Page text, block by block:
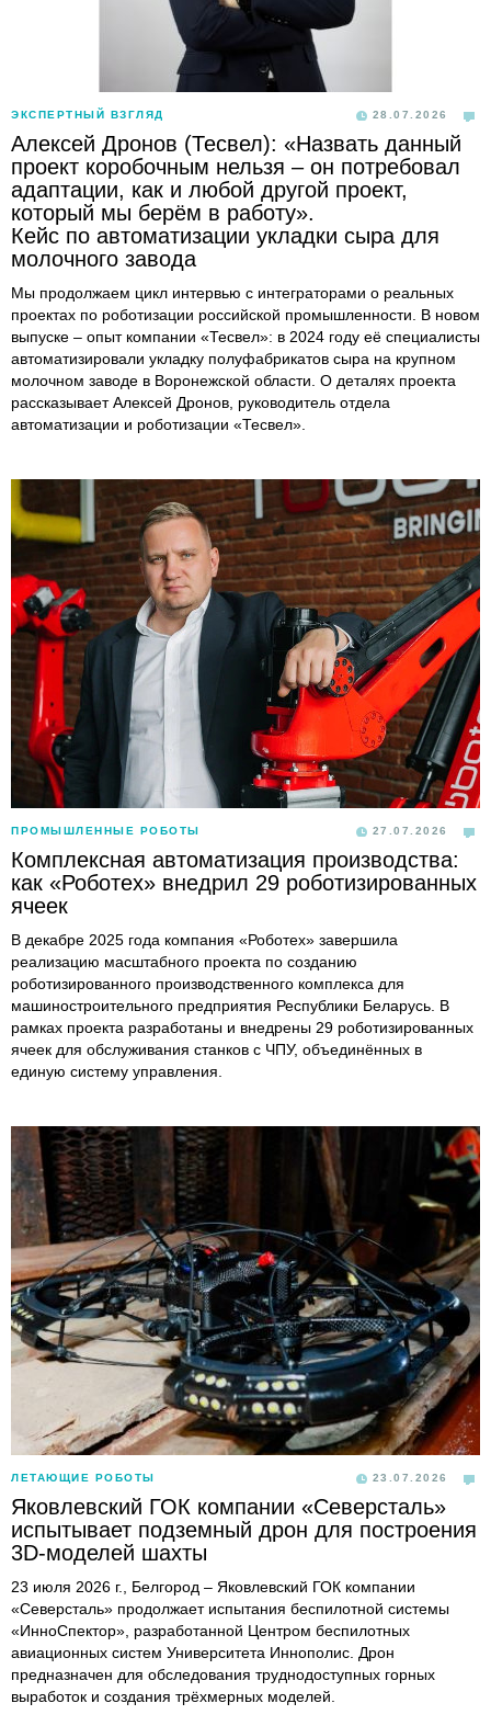
ЭКСПЕРТНЫЙ ВЗГЛЯД 28.07.2026
Алексей Дронов (Тесвел): «Назвать данный
проект коробочным нельзя – он потребовал
адаптации, как и любой другой проект,
который мы берём в работу».
Кейс по автоматизации укладки сыра для
молочного завода
Мы продолжаем цикл интервью с интеграторами о реальных
проектах по роботизации российской промышленности. В новом
выпуске – опыт компании «Тесвел»: в 2024 году её специалисты
автоматизировали укладку полуфабрикатов сыра на крупном
молочном заводе в Воронежской области. О деталях проекта
рассказывает Алексей Дронов, руководитель отдела
автоматизации и роботизации «Тесвел».
ПРОМЫШЛЕННЫЕ РОБОТЫ 27.07.2026
Комплексная автоматизация производства:
как «Роботех» внедрил 29 роботизированных
ячеек
В декабре 2025 года компания «Роботех» завершила
реализацию масштабного проекта по созданию
роботизированного производственного комплекса для
машиностроительного предприятия Республики Беларусь. В
рамках проекта разработаны и внедрены 29 роботизированных
ячеек для обслуживания станков с ЧПУ, объединённых в
единую систему управления.
ЛЕТАЮЩИЕ РОБОТЫ 23.07.2026
Яковлевский ГОК компании «Северсталь»
испытывает подземный дрон для построения
3D-моделей шахты
23 июля 2026 г., Белгород – Яковлевский ГОК компании
«Северсталь» продолжает испытания беспилотной системы
«ИнноСпектор», разработанной Центром беспилотных
авиационных систем Университета Иннополис. Дрон
предназначен для обследования труднодоступных горных
выработок и создания трёхмерных моделей.